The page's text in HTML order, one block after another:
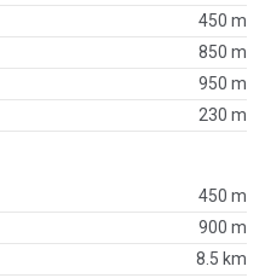
450 m
850 m
950 m
230 m
450 m
900 m
8.5 km